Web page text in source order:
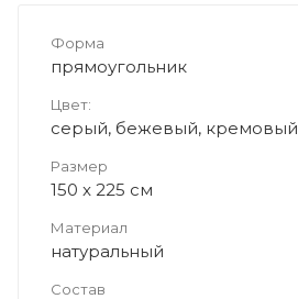
Форма
прямоугольник
Цвет:
серый, бежевый, кремовый
Размер
150 x 225 см
Материал
натуральный
Состав